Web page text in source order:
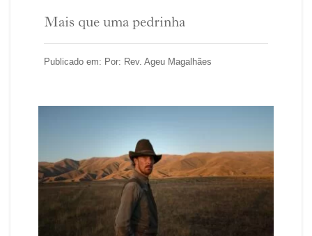
Mais que uma pedrinha
Publicado em: Por: Rev. Ageu Magalhães